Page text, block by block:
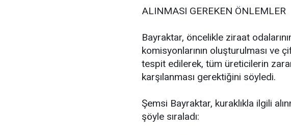
ALINMASI GEREKEN ÖNLEMLER
Bayraktar, öncelikle ziraat
komisyonlarının oluşturulması ve
tespit edilerek, tüm üreticilerin
karşılanması gerektiğini söyledi.
Şemsi Bayraktar, kuraklıkla ilgili
şöyle sıraladı: